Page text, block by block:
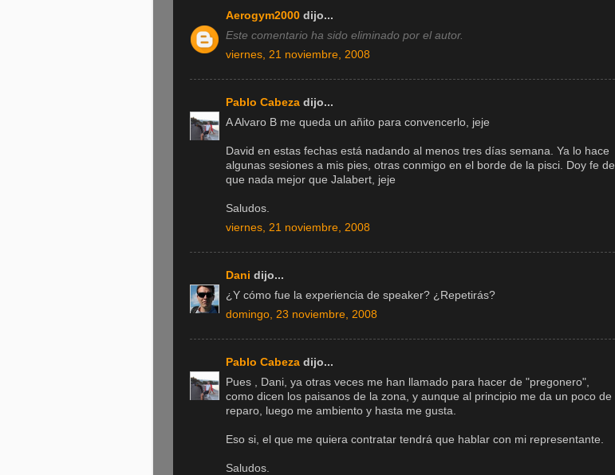
Aerogym2000 dijo...
Este comentario ha sido eliminado por el autor.
viernes, 21 noviembre, 2008
Pablo Cabeza dijo...
A Alvaro B me queda un añito para convencerlo, jeje
David en estas fechas está nadando al menos tres días semana. Ya lo hace
algunas sesiones a mis pies, otras conmigo en el borde de la pisci. Doy fe de
que nada mejor que Jalabert, jeje
Saludos.
viernes, 21 noviembre, 2008
Dani dijo...
¿Y cómo fue la experiencia de speaker? ¿Repetirás?
domingo, 23 noviembre, 2008
Pablo Cabeza dijo...
Pues , Dani, ya otras veces me han llamado para hacer de "pregonero",
como dicen los paisanos de la zona, y aunque al principio me da un poco de
reparo, luego me ambiento y hasta me gusta.
Eso si, el que me quiera contratar tendrá que hablar con mi representante.
Saludos.